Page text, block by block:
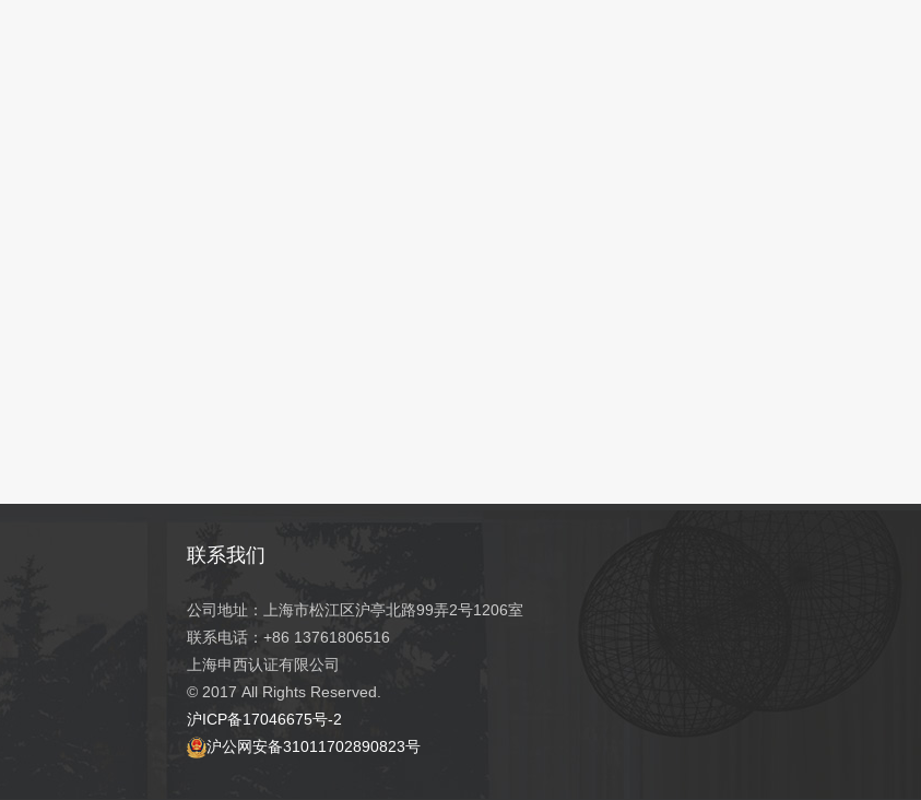
联系我们
公司地址：上海市松江区沪亭北路99弄2号1206室
联系电话：+86 13761806516
上海申西认证有限公司
© 2017 All Rights Reserved.
沪ICP备17046675号-2
沪公网安备31011702890823号